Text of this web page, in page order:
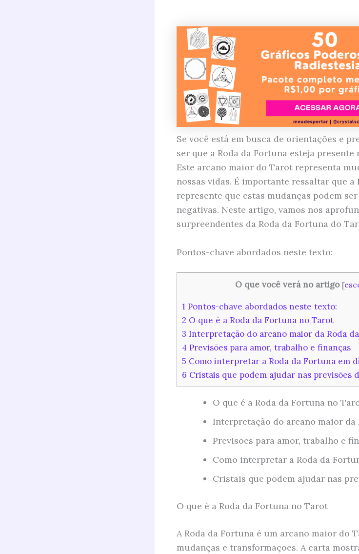
Se você está em busca de orientações e
ser que a Roda da Fortuna esteja
Este arcano maior do Tarot representa
nossas vidas. É importante ressaltar que a
represente que estas mudanças podem
negativas. Neste artigo, vamos nos
surpreendentes da Roda da Fortuna do
Pontos-chave abordados neste texto:
O que você verá no artigo [
1 Pontos-chave abordados neste texto:
2 O que é a Roda da Fortuna no Tarot
3 Interpretação do arcano maior da Roda
4 Previsões para amor, trabalho e finanças
5 Como interpretar a Roda da Fortuna em
6 Cristais que podem ajudar nas previsões
O que é a Roda da Fortuna no
Interpretação do arcano maior da
Previsões para amor, trabalho e
Como interpretar a Roda da
Cristais que podem ajudar nas
O que é a Roda da Fortuna no Tarot
A Roda da Fortuna é um arcano maior do
mudanças e transformações. A carta